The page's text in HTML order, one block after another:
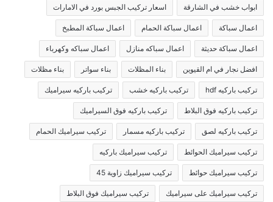
ابواب خشب في الشارقة اسعار تركيب الجبس بورد في الامارات
اعمال سباكة اعمال سباكة الحمام اعمال سباكة المطبخ
اعمال سباكة حديثة اعمال سباكه منازل اعمال سباكه وكهرباء
افضل نجار في ام القيوين بناء المظلات بناء سواتر بناء مظلات
تركيب باركيه hdf تركيب باركيه خشب تركيب باركيه سيراميك
تركيب باركيه فوق البلاط تركيب باركيه فوق السيراميك
تركيب باركيه لصق تركيب باركيه مسمار تركيب سيراميك الحمام
تركيب سيراميك الحوائط تركيب سيراميك باركيه
تركيب سيراميك حوائط تركيب سيراميك زاوية 45
تركيب سيراميك على سيراميك تركيب سيراميك فوق البلاط